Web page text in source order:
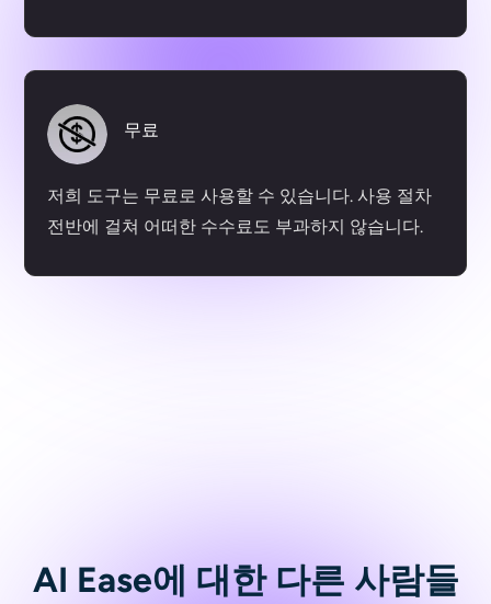
무료
저희 도구는 무료로 사용할 수 있습니다. 사용 절차
전반에 걸쳐 어떠한 수수료도 부과하지 않습니다.
AI Ease에 대한 다른 사람들